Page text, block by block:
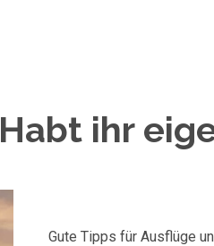
Habt ihr
Gute Tipps für Ausflüge